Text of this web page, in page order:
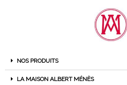
NOS PRODUITS
LA MAISON ALBERT MÉNÈS